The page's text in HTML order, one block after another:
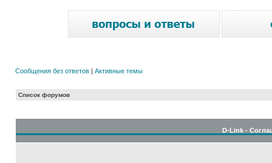
Сообщения без ответов | Активные темы
Список форумов
D-Link -